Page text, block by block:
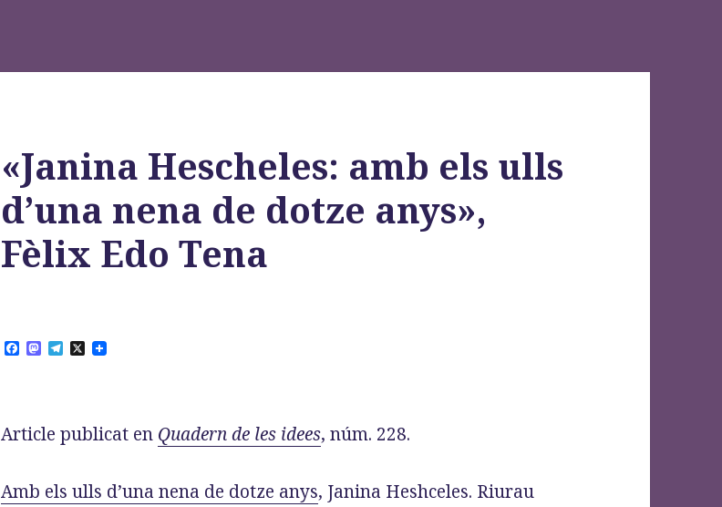
«Janina Hescheles: amb els ulls
d’una nena de dotze anys»,
Fèlix Edo Tena
F
o
M
o
T
a
m
X
Article publicat en Quadern de les idees, núm. 228.
Amb els ulls d’una nena de dotze anys, Janina Heshceles. Riurau